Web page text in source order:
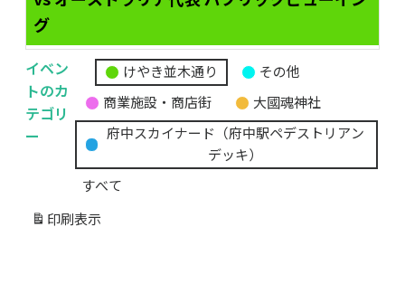
グ
イベン
トのカ
テゴリ
ー
無
題
の
カ
テ
ゴ
リ
けやき並木通り
その他
商業施設・商店街
大國魂神社
府中スカイナード（府中駅ペデストリアン
デッキ）
すべて
印刷 表示